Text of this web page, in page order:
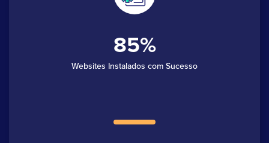
85
Websites Instalados com Sucesso